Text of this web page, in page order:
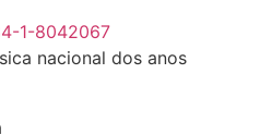
nacional dos anos